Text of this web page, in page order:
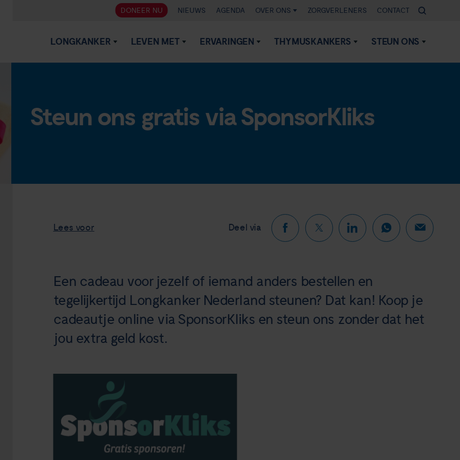
DONEER NU NIEUWS AGENDA OVER ONS ZORGVERLENERS CONTACT
LONGKANKER LEVEN MET ERVARINGEN THYMUSKANKERS STEUN ONS
Steun ons gratis via SponsorKliks
Lees voor Deel via
Een cadeau voor jezelf of iemand anders bestellen en
tegelijkertijd Longkanker Nederland steunen? Dat kan! Koop je
cadeautje online via SponsorKliks en steun ons zonder dat het
jou extra geld kost.